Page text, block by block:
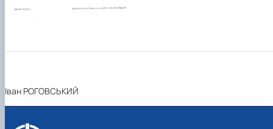
Іван РОГОВСЬКИЙ